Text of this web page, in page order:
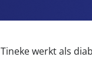
Tineke werkt als